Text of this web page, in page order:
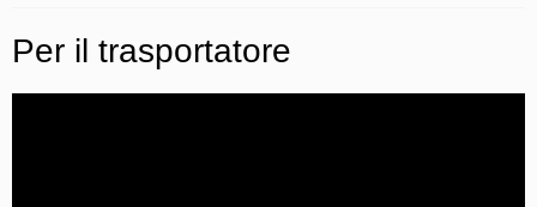
Per il trasportatore